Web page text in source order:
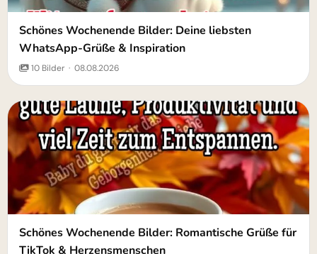
Schönes Wochenende Bilder: Deine liebsten
WhatsApp-Grüße & Inspiration
10 Bilder · 08.08.2026
Schönes Wochenende Bilder: Romantische Grüße für
TikTok & Herzensmenschen